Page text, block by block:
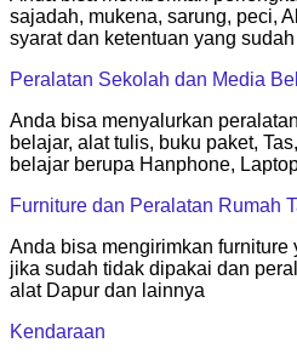
sajadah, mukena, sarung, peci,
syarat dan ketentuan yang
Peralatan Sekolah dan Media
Anda bisa menyalurkan
belajar, alat tulis, buku paket,
belajar berupa Hanphone,
Furniture dan Peralatan Rumah
Anda bisa mengirimkan furniture
jika sudah tidak dipakai dan
alat Dapur dan lainnya
Kendaraan